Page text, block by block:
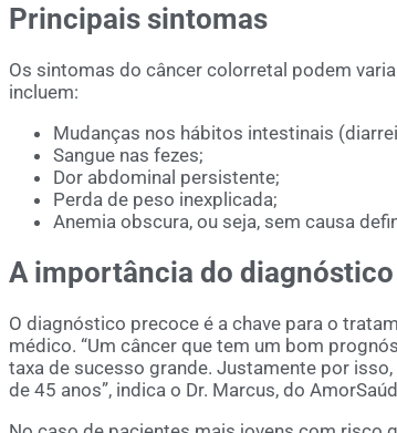
Principais sintomas
Os sintomas do câncer colorretal podem
incluem:
Mudanças nos hábitos intestinais
Sangue nas fezes;
Dor abdominal persistente;
Perda de peso inexplicada;
Anemia obscura, ou seja, sem causa
A importância do
O diagnóstico precoce é a chave para o
médico. “Um câncer que tem um bom
taxa de sucesso grande. Justamente por
de 45 anos”, indica o Dr. Marcus, do